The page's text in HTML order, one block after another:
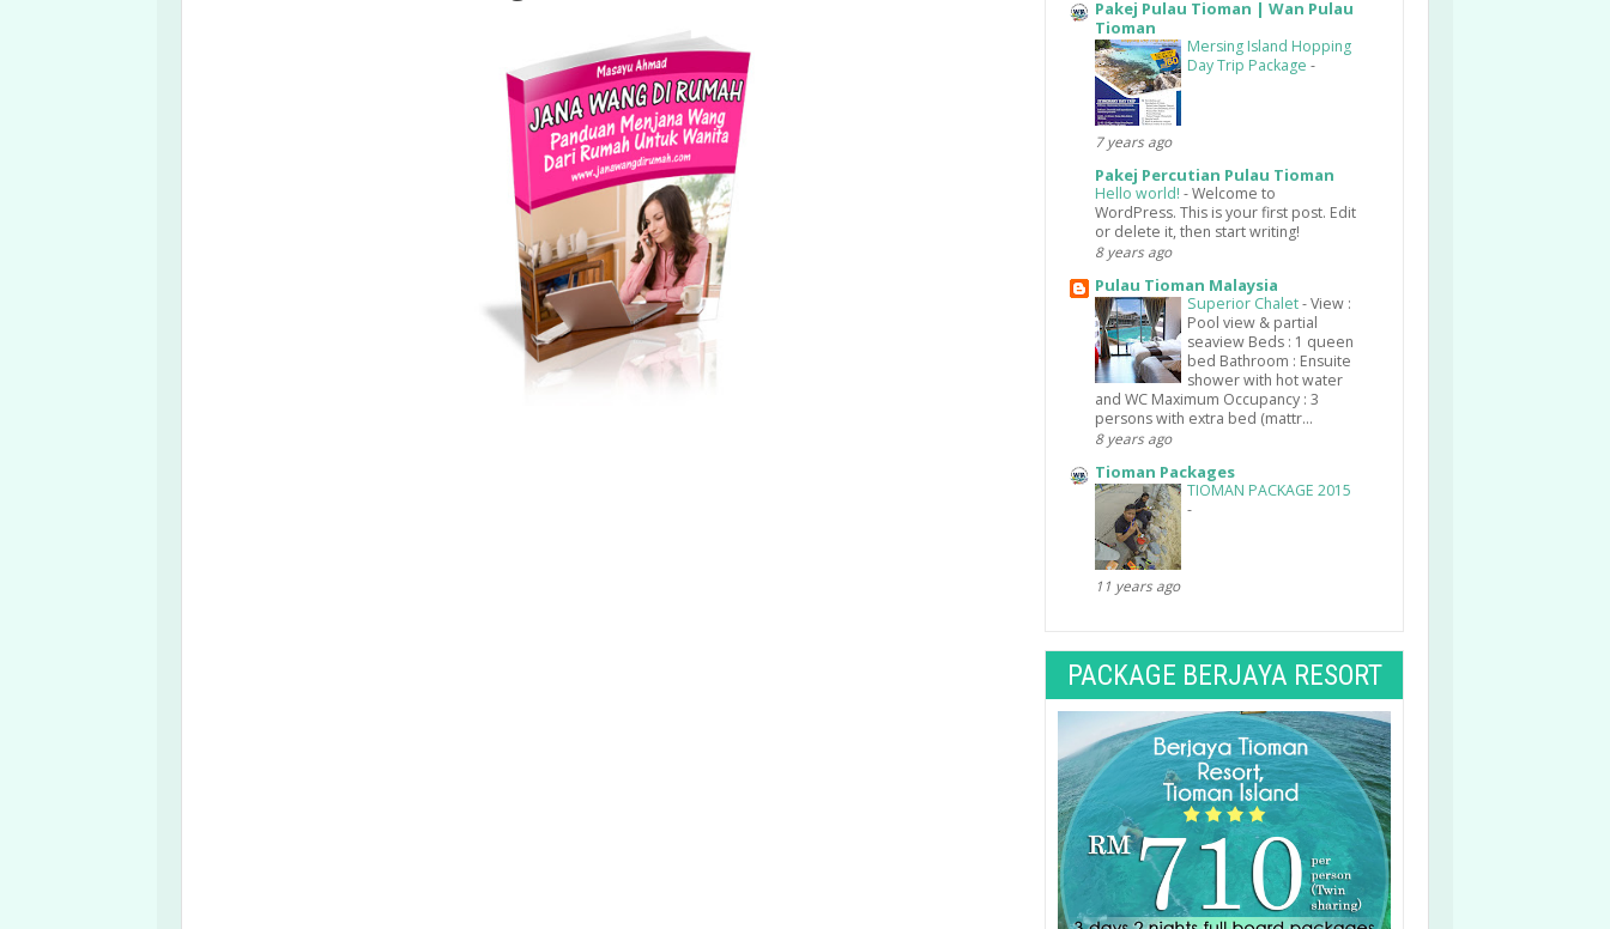
Pakej Pulau Tioman | Wan Pulau
Tioman
Mersing Island Hopping
Day Trip Package -
7 years ago
Pakej Percutian Pulau Tioman
Hello world! -Welcome to
WordPress. This is your first post. Edit
or delete it, then start writing!
8 years ago
Pulau Tioman Malaysia
Superior Chalet-View :
Pool view & partial
seaview Beds : 1 queen
bed Bathroom : Ensuite
shower with hot water
and WC Maximum Occupancy : 3
persons with extra bed (mattr...
8 years ago
Tioman Packages
TIOMAN PACKAGE 2015
-
11 years ago
PACKAGE BERJAYA RESORT